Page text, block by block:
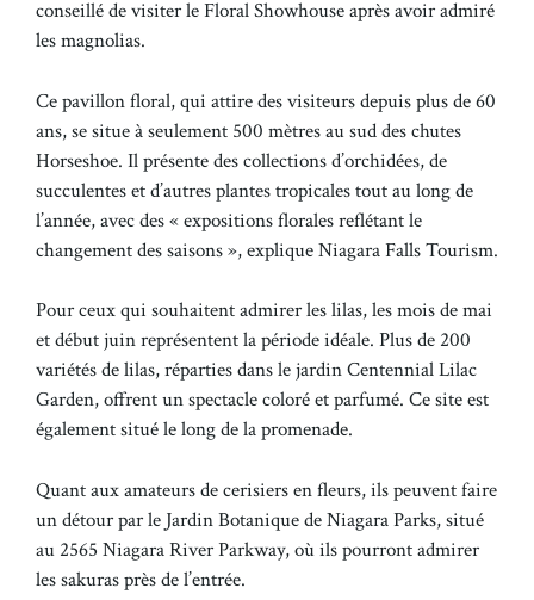
conseillé de visiter le Floral Showhouse après avoir admiré
les magnolias.
Ce pavillon floral, qui attire des visiteurs depuis plus de 60
ans, se situe à seulement 500 mètres au sud des chutes
Horseshoe. Il présente des collections d’orchidées, de
succulentes et d’autres plantes tropicales tout au long de
l’année, avec des « expositions florales reflétant le
changement des saisons », explique Niagara Falls Tourism.
Pour ceux qui souhaitent admirer les lilas, les mois de mai
et début juin représentent la période idéale. Plus de 200
variétés de lilas, réparties dans le jardin Centennial Lilac
Garden, offrent un spectacle coloré et parfumé. Ce site est
également situé le long de la promenade.
Quant aux amateurs de cerisiers en fleurs, ils peuvent faire
un détour par le Jardin Botanique de Niagara Parks, situé
au 2565 Niagara River Parkway, où ils pourront admirer
les sakuras près de l’entrée.